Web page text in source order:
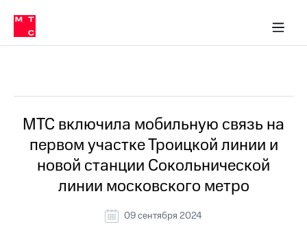
Медиа-центр
и акционерам
Устойчивое развитие
Комплаенс и деловая этика
компании
Карьера
История
компании
Руководство
региона
информация
в МТС
Пресс-
релизы
МТС
о технологиях
МТС включила мобильную связь на
первом участке Троицкой линии и
новой станции Сокольнической
линии московского метро
09 сентября 2024